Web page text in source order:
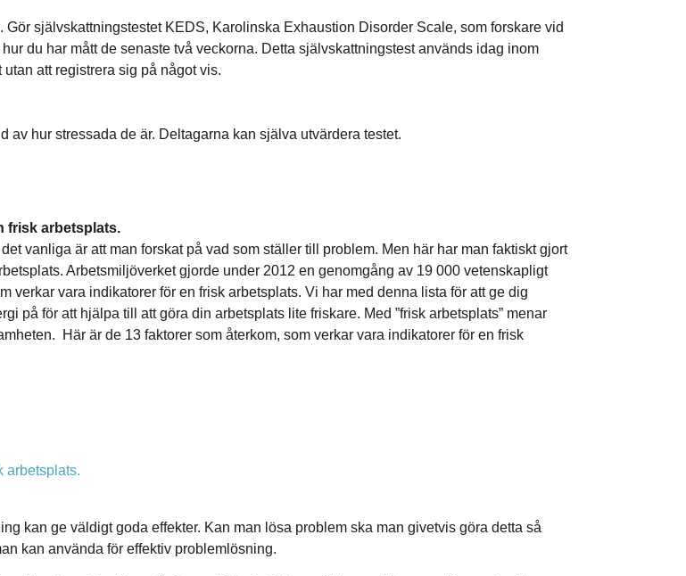
självskattningstestet KEDS, Karolinska Exhaustion Disorder Scale, som forskare vid
du har mått de senaste två veckorna. Detta självskattningstest används idag inom
att registrera sig på något vis.
hur stressada de är. Deltagarna kan själva utvärdera testet.
frisk arbetsplats.
vanliga är att man forskat på vad som ställer till problem. Men här har man faktiskt gjort
Arbetsmiljöverket gjorde under 2012 en genomgång av 19 000 vetenskapligt
verkar vara indikatorer för en frisk arbetsplats. Vi har med denna lista för att ge dig
på för att hjälpa till att göra din arbetsplats lite friskare. Med ”frisk arbetsplats” menar
Här är de 13 faktorer som återkom, som verkar vara indikatorer för en frisk
arbetsplats.
kan ge väldigt goda effekter. Kan man lösa problem ska man givetvis göra detta så
kan använda för effektiv problemlösning.